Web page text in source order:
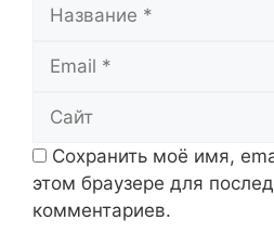
Сохранить моё имя,
этом браузере для
комментариев.